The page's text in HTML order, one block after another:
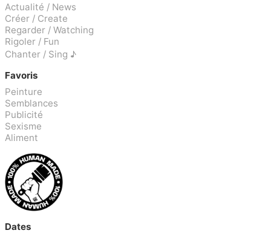
Actualité / News
Créer / Create
Regarder / Watching
Rigoler / Fun
Chanter / Sing ♪
Favoris
Peinture
Semblances
Publicité
Sexisme
Aliment
Dates